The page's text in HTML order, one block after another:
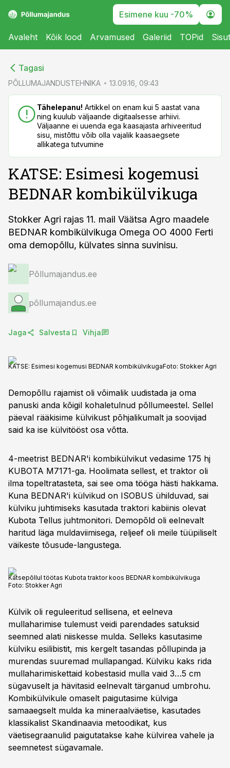
Esimene kuu -70%
Avaleht Kõik lood Arvamused Galeriid TOPid
Tagasi
PÕLLUMAJANDUSTEHNIKA 13.09.16, 09:43
Tähelepanu! Artikkel on enam kui 5 aastat vana
ning kuulub väljaande digitaalsesse arhiivi.
Väljaanne ei uuenda ega kaasajasta arhiveeritud
sisu, mistõttu võib olla vajalik kaasaegsete
allikatega tutvumine
KATSE: Esimesi kogemusi
BEDNAR kombikülvikuga
Stokker Agri rajas 11. mail Väätsa Agro maadele
BEDNAR kombikülvikuga Omega OO 4000 Ferti
oma demopõllu, külvates sinna suvinisu.
Põllumajandus.ee
põllumajandus.ee
Jaga Salvesta Vihja
KATSE: Esimesi kogemusi BEDNAR kombikülvikugaFoto: Stokker Agri
Demopõllu rajamist oli võimalik uudistada ja oma
panuski anda kõigil kohaletulnud põllumeestel. Sellel
päeval rääkisime külvikust põhjalikumalt ja soovijad
said ka ise külvitööst osa võtta.
4-meetrist BEDNAR'i kombikülvikut vedasime 175 hj
KUBOTA M7171-ga. Hoolimata sellest, et traktor oli
ilma topeltratasteta, sai see oma tööga hästi hakkama.
Kuna BEDNAR'i külvikud on ISOBUS ühilduvad, sai
külviku juhtimiseks kasutada traktori kabiinis olevat
Kubota Tellus juhtmonitori. Demopõld oli eelnevalt
haritud läga muldaviimisega, reljeef oli meile tüüpiliselt
väikeste tõusude-langustega.
Katsepõllul töötas Kubota traktor koos BEDNAR kombikülvikuga
Foto: Stokker Agri
Külvik oli reguleeritud sellisena, et eelneva
mullaharimise tulemust veidi parendades satuksid
seemned alati niiskesse mulda. Selleks kasutasime
külviku esilibistit, mis kergelt tasandas põllupinda ja
murendas suuremad mullapangad. Külviku kaks rida
mullaharimiskettaid kobestasid mulla vaid 3…5 cm
sügavuselt ja hävitasid eelnevalt tärganud umbrohu.
Kombikülvikule omaselt paigutasime külviga
samaaegselt mulda ka mineraalväetise, kasutades
klassikalist Skandinaavia metoodikat, kus
väetisegraanulid paigutatakse kahe külvirea vahele ja
seemnetest sügavamale.